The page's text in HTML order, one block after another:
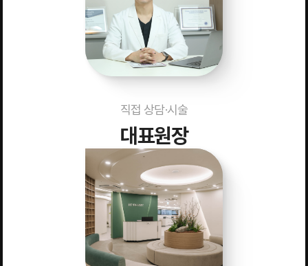
직접 상담·시술
대표원장